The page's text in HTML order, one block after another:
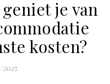
je van
kosten?
2025